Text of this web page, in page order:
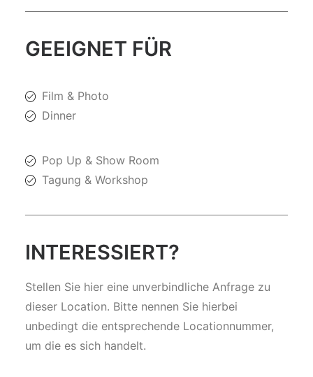
GEEIGNET FÜR
Film & Photo
Dinner
Pop Up & Show Room
Tagung & Workshop
INTERESSIERT?
Stellen Sie hier eine unverbindliche Anfrage zu
dieser Location. Bitte nennen Sie hierbei
unbedingt die entsprechende Locationnummer,
um die es sich handelt.